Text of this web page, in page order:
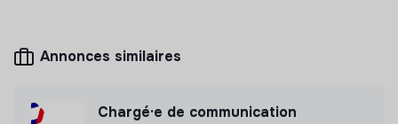
Slasheurs-cueilleurs n'a pas encore transmis de
Annonces similaires
Chargé·e de communication